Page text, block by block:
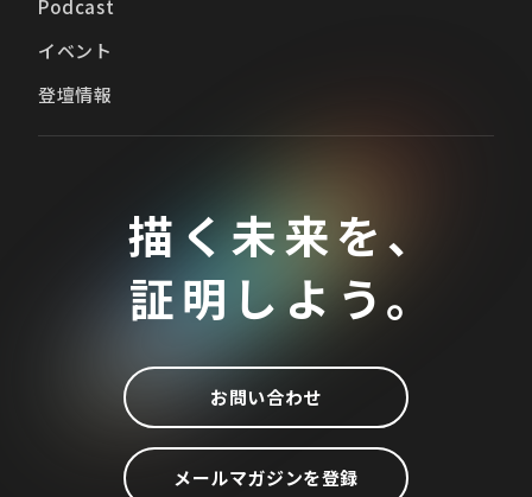
Podcast
イベント
登壇情報
描く未来を、
証明しよう。
お問い合わせ
メールマガジンを登録